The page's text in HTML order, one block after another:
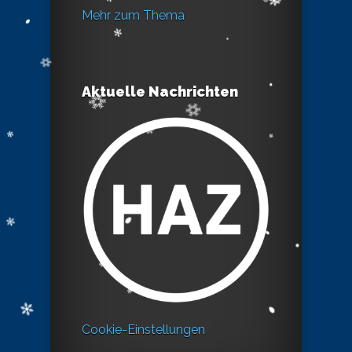
Mehr zum Thema
Aktuelle Nachrichten
Cookie-Einstellungen